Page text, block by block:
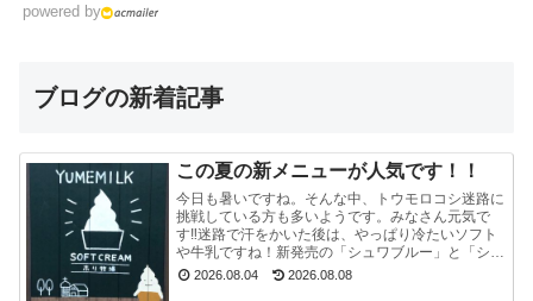
powered by
ブログの新着記事
この夏の新メニューが人気です！！
今日も暑いですね。そんな中、トウモロコシ迷路に
挑戦している方も多いようです。みなさん元気で
す‼迷路で汗をかいた後は、やっぱり冷たいソフト
や牛乳ですね！新発売の「シュワブルー」と「シュ
ワグリーン」が只今人気ですぐに売り切れてしまい
2026.08.04 2026.08.08